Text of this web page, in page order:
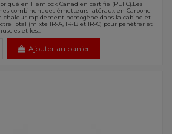
en Hemlock Canadien certifié (PEFC).Les
combinent des émetteurs latéraux en Carbone
chaleur rapidement homogène dans la cabine et
Total (mixte IR-A, IR-B et IR-C) pour pénétrer et
et les...
Ajouter au panier